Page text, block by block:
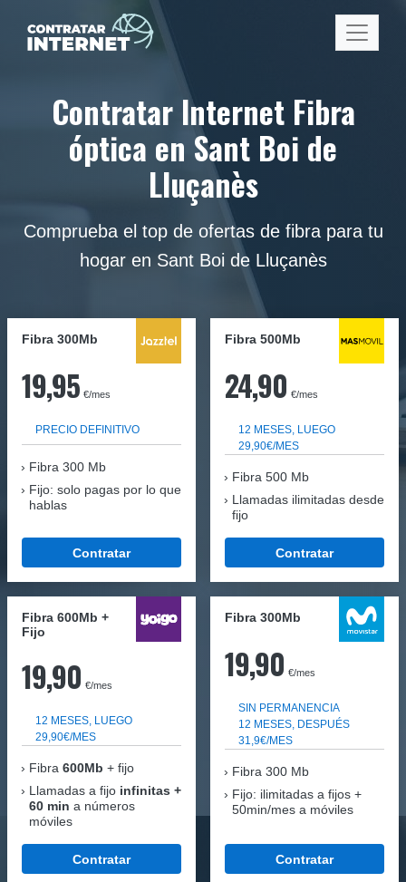
Contratar Internet Fibra
óptica en Sant Boi de
Lluçanès
Comprueba el top de ofertas de fibra para tu
hogar en Sant Boi de Lluçanès
Fibra 300Mb
19,95 €/mes
PRECIO DEFINITIVO
Fibra 300 Mb
Fijo: solo pagas por lo que
hablas
Contratar
Fibra 500Mb
24,90 €/mes
12 MESES, LUEGO
29,90€/MES
Fibra 500 Mb
Llamadas ilimitadas desde
fijo
Contratar
Fibra 600Mb +
Fijo
19,90 €/mes
12 MESES, LUEGO
29,90€/MES
Fibra 600Mb + fijo
Llamadas a fijo infinitas +
60 min a números
móviles
Contratar
Fibra 300Mb
19,90 €/mes
SIN PERMANENCIA
12 MESES, DESPUÉS
31,9€/MES
Fibra 300 Mb
Fijo: ilimitadas a fijos +
50min/mes a móviles
Contratar